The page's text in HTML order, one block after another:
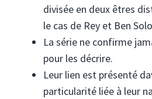
divisée en deux êtres
le cas de Rey et Ben
La série ne confirme
pour les décrire.
Leur lien est présenté
particularité liée à leur